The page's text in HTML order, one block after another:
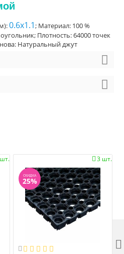
0.6x1.1; Материал: 100 %
Плотность: 64000 точек
Натуральный джут
3 шт.

СКИДКА
25%
 